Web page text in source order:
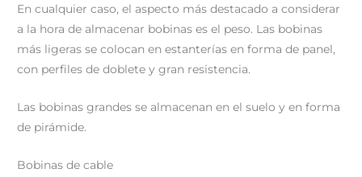
En cualquier caso, el aspecto más destacado a considerar
a la hora de almacenar bobinas es el peso. Las bobinas
más ligeras se colocan en estanterías en forma de panel,
con perfiles de doblete y gran resistencia.
Las bobinas grandes se almacenan en el suelo y en forma
de pirámide.
Bobinas de cable